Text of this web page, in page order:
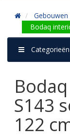
Bodaq
Categorieën
S143
122